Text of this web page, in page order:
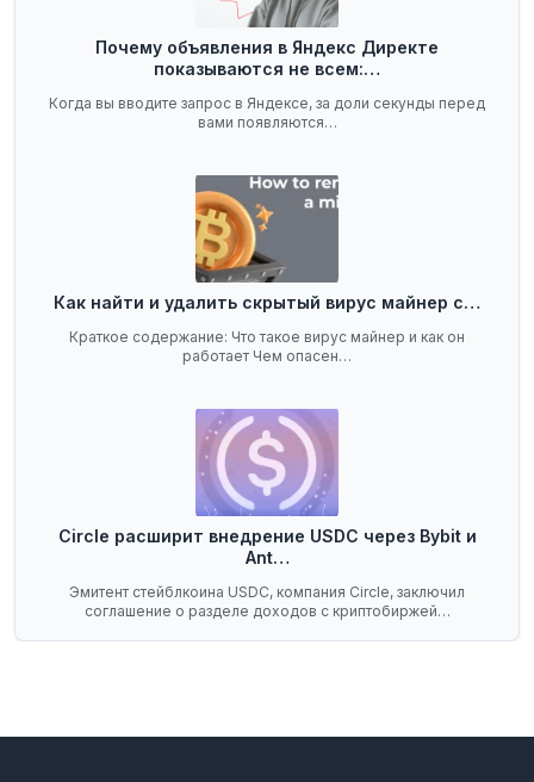
Почему объявления в Яндекс Директе
показываются не всем:…
Когда вы вводите запрос в Яндексе, за доли секунды перед
вами появляются…
Как найти и удалить скрытый вирус майнер с…
Краткое содержание: Что такое вирус майнер и как он
работает Чем опасен…
Circle расширит внедрение USDC через Bybit и
Ant…
Эмитент стейблкоина USDC, компания Circle, заключил
соглашение о разделе доходов с криптобиржей…